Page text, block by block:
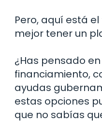
Pero, aquí está
mejor tener un
¿Has pensado
financiamiento,
ayudas
estas opciones
que no sabías